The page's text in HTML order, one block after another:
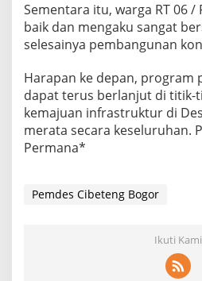
​Sementara itu, warga RT 06 /
baik dan mengaku sangat
selesainya pembangunan
Harapan ke depan, program
dapat terus berlanjut di titik-
kemajuan infrastruktur di
merata secara keseluruhan.
Permana*
Pemdes Cibeteng Bogor
Ikuti Kami